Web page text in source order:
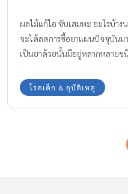
ผลไม้แก้ไอ ขับเสมหะ อะไรบ้า
จะได้ลดการซื้อยาแผนปัจจุบัน
เป็นยาด้วยนั้นมีอยู่หลากหลายช
Baby & Kids มีมาฝากคุณแม่ท้อง
โรคเด็ก & อุบัติเหตุ